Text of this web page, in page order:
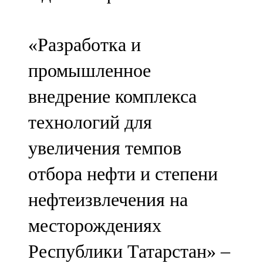
«Разработка и
промышленное
внедрение комплекса
технологий для
увеличения темпов
отбора нефти и степени
нефтеизвлечения на
месторождениях
Республики Татарстан» –